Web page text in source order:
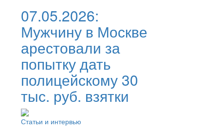
07.05.2026:
Мужчину в Москве
арестовали за
попытку дать
полицейскому 30
тыс. руб. взятки
Статьи и интервью